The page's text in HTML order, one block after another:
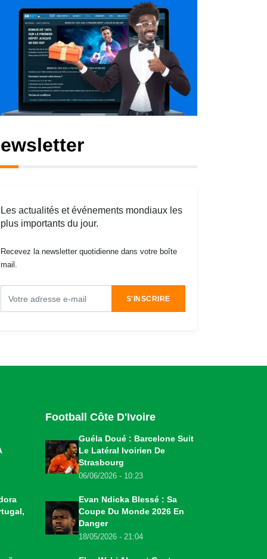
Les actualités et événements mondiaux les
plus importants du jour.
Recevez la newsletter quotidienne dans votre boîte
mail.
S'INSCRIRE
Football Côte D'Ivoire
Guéla Doué : Barcelone Suit
Le Latéral Ivoirien De
Strasbourg
06/06/2026 - 10:23
Evan Ndicka Blessé : Sa
Coupe Du Monde 2026 En
Danger
18/05/2026 - 21:04